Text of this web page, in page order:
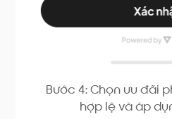
Bước 4: Chọn ưu đãi
hợp lệ và áp